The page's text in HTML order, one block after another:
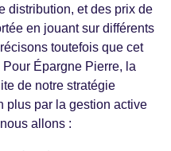
distribution, et des prix de
en jouant sur différents
toutefois que cet
Épargne Pierre, la
de notre stratégie
plus par la gestion active
allons :